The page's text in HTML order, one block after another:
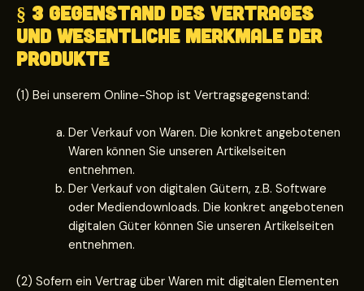
§ 3 Gegenstand des Vertrages
und wesentliche Merkmale der
Produkte
(1) Bei unserem Online-Shop ist Vertragsgegenstand:
Der Verkauf von Waren. Die konkret angebotenen
Waren können Sie unseren Artikelseiten
entnehmen.
Der Verkauf von digitalen Gütern, z.B. Software
oder Mediendownloads. Die konkret angebotenen
digitalen Güter können Sie unseren Artikelseiten
entnehmen.
(2) Sofern ein Vertrag über Waren mit digitalen Elementen